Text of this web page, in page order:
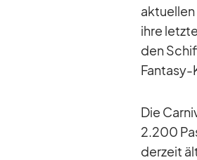
ihre
den
Fan­tasy-
Die
2.200
der­zeit